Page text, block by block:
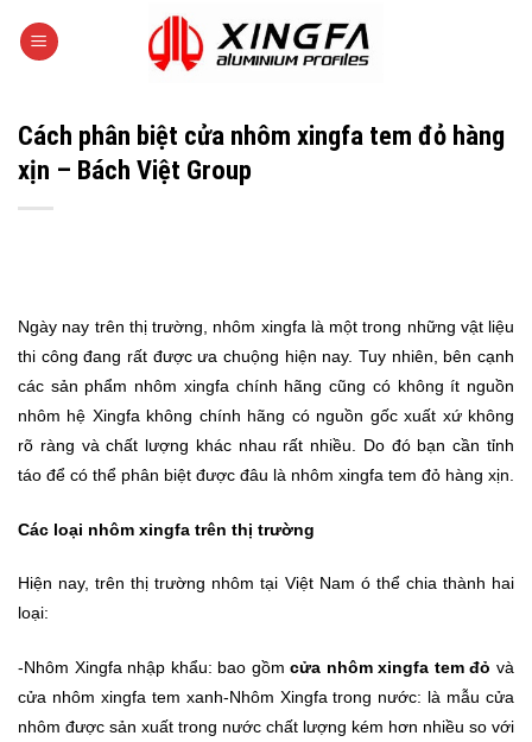
Cách phân biệt cửa nhôm xingfa tem đỏ hàng
xịn – Bách Việt Group
Ngày nay trên thị trường, nhôm xingfa là một trong những vật liệu
thi công đang rất được ưa chuộng hiện nay. Tuy nhiên, bên cạnh
các sản phẩm nhôm xingfa chính hãng cũng có không ít nguồn
nhôm hệ Xingfa không chính hãng có nguồn gốc xuất xứ không
rõ ràng và chất lượng khác nhau rất nhiều. Do đó bạn cần tỉnh
táo để có thể phân biệt được đâu là nhôm xingfa tem đỏ hàng xịn.
Các loại nhôm xingfa trên thị trường
Hiện nay, trên thị trường nhôm tại Việt Nam ó thể chia thành hai
loại:
-Nhôm Xingfa nhập khẩu: bao gồmcửa nhôm xingfa tem đỏ và
cửa nhôm xingfa tem xanh-Nhôm Xingfa trong nước: là mẫu cửa
nhôm được sản xuất trong nước chất lượng kém hơn nhiều so với